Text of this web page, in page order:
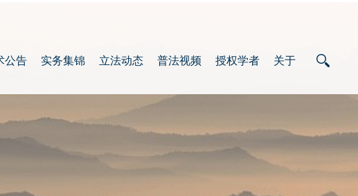
公告 实务集锦 立法动态 普法视频 授权学者 关于